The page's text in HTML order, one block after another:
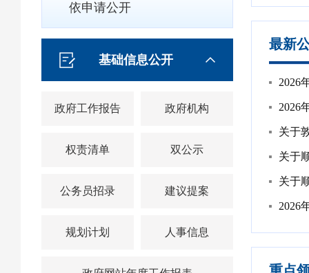
依申请公开
基础信息公开
政府工作报告 政府机构
权责清单 双公示
公务员招录 建议提案
规划计划 人事信息
最新
2026
2026
关于
关于
关于
2026